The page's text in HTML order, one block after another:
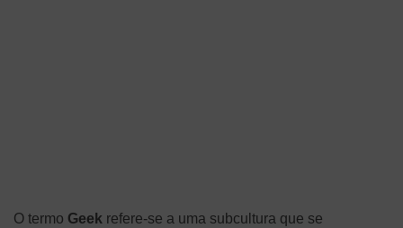
O termo Geek refere-se a uma subcultura que se